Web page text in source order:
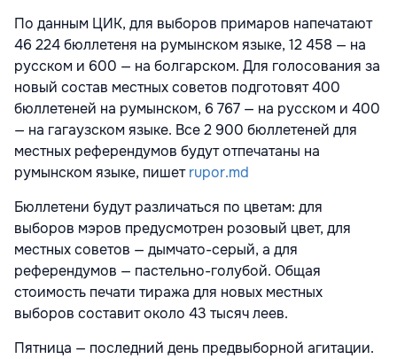
По данным ЦИК, для выборов примаров напечатают
46 224 бюллетеня на румынском языке, 12 458 — на
русском и 600 — на болгарском. Для голосования за
новый состав местных советов подготовят 400
бюллетеней на румынском, 6 767 — на русском и 400
— на гагаузском языке. Все 2 900 бюллетеней для
местных референдумов будут отпечатаны на
румынском языке, пишетrupor.md
Бюллетени будут различаться по цветам: для
выборов мэров предусмотрен розовый цвет, для
местных советов — дымчато-серый, а для
референдумов — пастельно-голубой. Общая
стоимость печати тиража для новых местных
выборов составит около 43 тысяч леев.
Пятница — последний день предвыборной агитации.